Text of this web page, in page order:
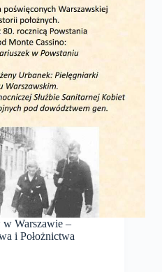
w Warszawie –
i Położnictwa